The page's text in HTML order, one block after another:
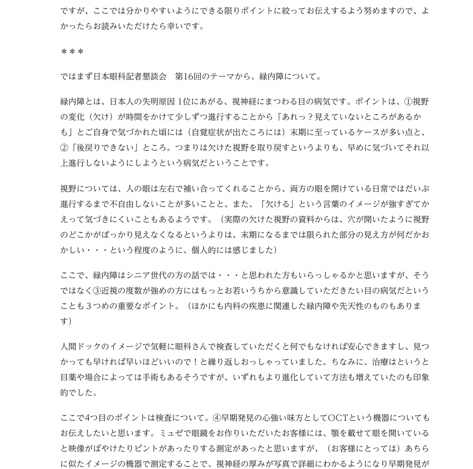
ですが、ここでは分かりやすいようにできる限りポイントに絞ってお伝えするよう努めますので、よ
かったらお読みいただけたら幸いです。
＊＊＊
ではまず日本眼科記者懇談会 第16回のテーマから、緑内障について。
緑内障とは、日本人の失明原因 1位にあがる、視神経にまつわる目の病気です。ポイントは、①視野
の変化（欠け）が時間をかけて少しずつ進行することから「あれっ？見えていないところがあるか
も」とご自身で気づかれた頃には（自覚症状が出たころには）末期に至っているケースが多い点と、
②「後戻りできない」ところ。つまりは欠けた視野を取り戻すというよりも、早めに気づいてそれ以
上進行しないようにしようという病気だということです。
視野については、人の眼は左右で補い合ってくれることから、両方の眼を開けている日常ではだいぶ
進行するまで不自由しないことが多いことと、また、「欠ける」という言葉のイメージが強すぎてか
えって気づきにくいこともあるようです。（実際の欠けた視野の資料からは、穴が開いたように視野
のどこかがぽっかり見えなくなるというよりは、末期になるまでは限られた部分の見え方が何だかお
かしい・・・という程度のように、個人的には感じました）
ここで、緑内障はシニア世代の方の話では・・・と思われた方もいらっしゃるかと思いますが、そう
ではなく③近視の度数が強めの方にはもっとお若いうちから意識していただきたい目の病気だという
ことも３つめの重要なポイント。（ほかにも内科の疾患に関連した緑内障や先天性のものもありま
す）
人間ドックのイメージで気軽に眼科さんで検査していただくと何でもなければ安心できますし、見つ
かっても早ければ早いほどいいので！と繰り返しおっしゃっていました。ちなみに、治療はというと
目薬や場合によっては手術もあるそうですが、いずれもより進化していて方法も増えていたのも印象
的でした。
ここで4つ目のポイントは検査について。④早期発見の心強い味方としてOCTという機器についても
お伝えしたいと思います。ミュゼで眼鏡をお作りいただいたお客様には、顎を載せて眼を開いている
と映像がぼやけたりピントがあったりする測定があったと思いますが、（お客様にとっては）あちら
に似たイメージの機器で測定することで、視神経の厚みが写真で詳細にわかるようになり早期発見が